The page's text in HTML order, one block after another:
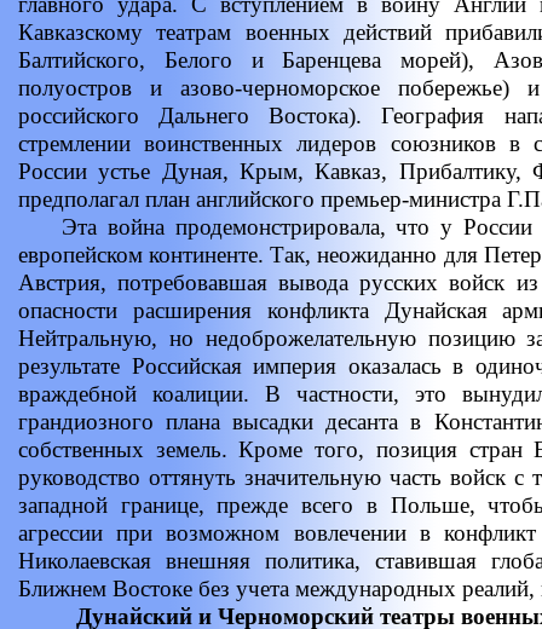
Кавказскому театрам военных действий
Балтийского, Белого и Баренцева морей),
полуостров и азово-черноморское побережье)
российского Дальнего Востока). География
стремлении воинственных лидеров союзников в
России устье Дуная, Крым, Кавказ, Прибалтику,
предполагал план английского премьер-министра
Эта война продемонстрировала, что у России
европейском континенте. Так, неожиданно для
Австрия, потребовавшая вывода русских войск
опасности расширения конфликта Дунайская
Нейтральную, но недоброжелательную позицию
результате Российская империя оказалась в
враждебной коалиции. В частности, это
грандиозного плана высадки десанта в
собственных земель. Кроме того, позиция стран
руководство оттянуть значительную часть войск
западной границе, прежде всего в Польше,
агрессии при возможном вовлечении в
Николаевская внешняя политика, ставившая
Ближнем Востоке без учета международных реалий,
Дунайский и Черноморский театры